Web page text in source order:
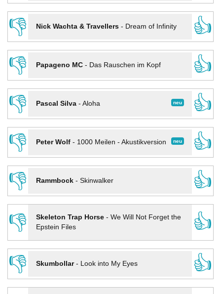
👎
Nick Wachta & Travellers- Dream of Infinity
👍
👎
Papageno MC- Das Rauschen im Kopf
👍
👎
neu
Pascal Silva- Aloha
👍
👎
neu
Peter Wolf- 1000 Meilen - Akustikversion
👍
👎
Rammbock- Skinwalker
👍
👎
Skeleton Trap Horse- We Will Not Forget the
Epstein Files
👍
👎
Skumbollar- Look into My Eyes
👍